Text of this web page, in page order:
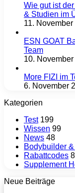
Wie gut ist
& Studien im
11.
ESN GOAT
Team
10.
More FIZI im
6. November
Kategorien
Test 199
Wissen 99
News 48
Bodybuilder
Rabattcodes 8
Supplement
Neue Beiträge